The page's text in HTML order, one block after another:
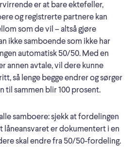
er at bare ektefeller,
og registrerte partnere kan
som de vil – altså gjøre
ikke samboende som ikke har
automatisk 50/50. Med en
annen avtale, vil dere kunne
så lenge begge endrer og sørger
til sammen blir 100 prosent.
samboere: sjekk at fordelingen
låneansvaret er dokumentert i en
skal endre fra 50/50-fordeling.